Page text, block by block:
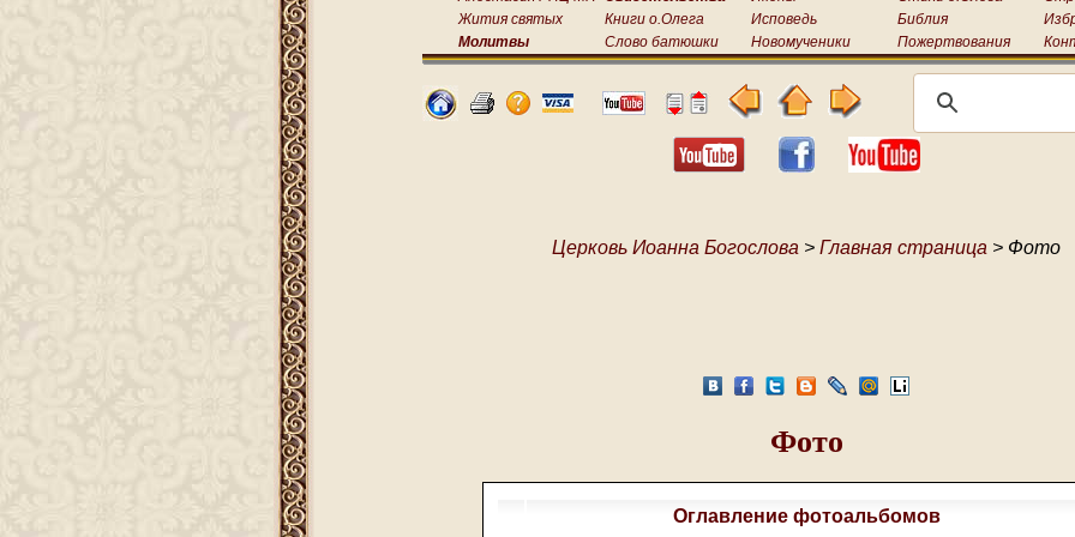
Жития святых
Книги о.Олега Исповедь Библия
Молитвы
Слово батюшки Новомученики Пожертвования
Церковь Иоанна Богослова > Главная страница > Фото
Фото
Оглавление фотоальбомов